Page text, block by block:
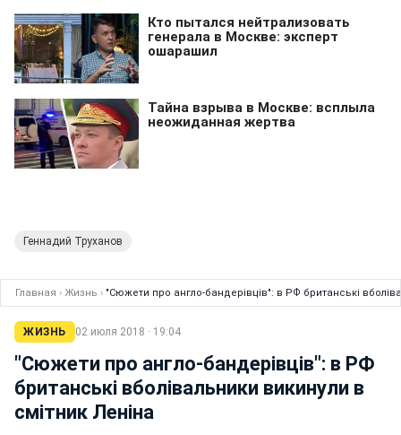
Геннадий Труханов
Главная › Жизнь › "Сюжети про англо-бандерівців": в РФ британські
ЖИЗНЬ 02 июля 2018 · 19:04
"Сюжети про англо-бандерівців": в РФ
британські вболівальники викинули в
смітник Леніна